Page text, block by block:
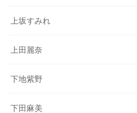
上坂すみれ
上田麗奈
下地紫野
下田麻美